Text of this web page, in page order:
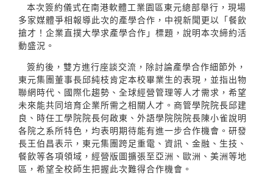
本次簽約儀式在南港軟體工業園區東元總部舉行，現場
多家媒體爭相報導此次的產學合作，中視新聞更以「餐飲
搶才！企業直撲大學求產學合作」標題，說明本次締約活
動盛況。
簽約後，雙方進行座談交流，除討論產學合作細節外，
東元集團董事長邱純枝肯定本校畢業生的表現，並指出物
聯網時代、國際化趨勢、全球經營管理等人才需求，希望
未來能共同培育企業所需之相關人才。商管學院院長邱建
良、時任工學院院長何啟東、外語學院院院長陳小雀說明
各院之系所特色，均表明期待能有進一步合作機會。研發
長王伯昌表示，東元集團跨足重電、資訊、金融、生技、
餐飲等各項領域，經營版圖擴張至亞洲、歐洲、美洲等地
區，希望全校師生把握此次難得合作機會。